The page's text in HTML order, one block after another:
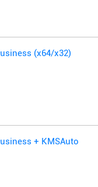
(x64/x32)
+ KMSAuto